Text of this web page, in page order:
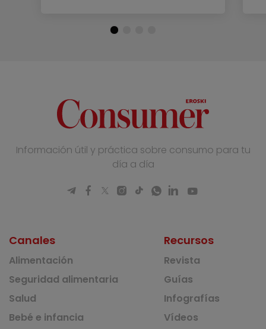
Información útil y práctica sobre consumo para tu
día a día
Canales
Alimentación
Seguridad alimentaria
Salud
Bebé e infancia
Recursos
Revista
Guías
Infografías
Vídeos